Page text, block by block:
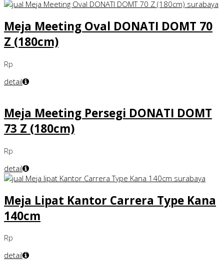
Meja Meeting Oval DONATI DOMT 70
Z (180cm)
Rp
detail
Meja Meeting Persegi DONATI DOMT
73 Z (180cm)
Rp
detail
Meja Lipat Kantor Carrera Type Kana
140cm
Rp
detail